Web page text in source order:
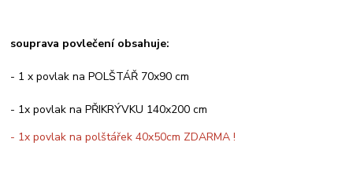
souprava povlečení obsahuje:
- 1 x povlak na POLŠTÁŘ 70x90 cm
- 1x povlak na PŘIKRÝVKU 140x200 cm
- 1x povlak na polštářek 40x50cm ZDARMA !